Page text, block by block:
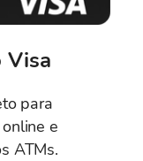
Visa
para
e
ATMs.